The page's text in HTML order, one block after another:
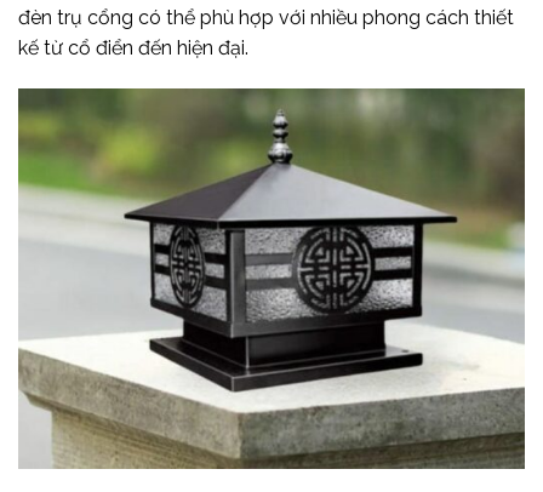
đèn trụ cổng có thể phù hợp với nhiều phong cách thiết
kế từ cổ điển đến hiện đại.